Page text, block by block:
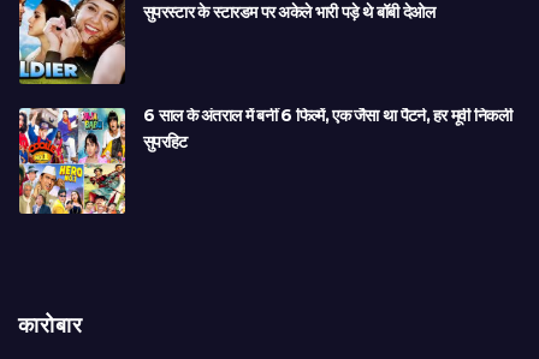
सुपरस्टार के स्टारडम पर अकेले भारी पड़े थे बॉबी देओल
6 साल के अंतराल में बनीं 6 फिल्में, एक जैसा था पैटर्न, हर मूवी निकली
सुपरहिट
कारोबार